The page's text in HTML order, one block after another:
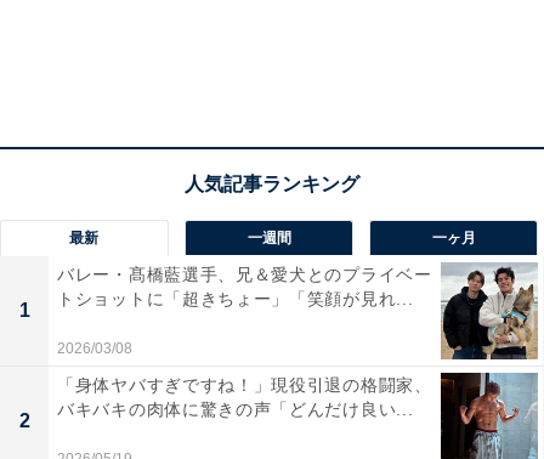
最新 一週間 一ヶ月
1
バレー・髙橋藍選手、兄＆愛犬とのプライベー
トショットに「超きちょー」「笑顔が見れ...
2026/03/08
2
「身体ヤバすぎですね！」現役引退の格闘家、
バキバキの肉体に驚きの声「どんだけ良い...